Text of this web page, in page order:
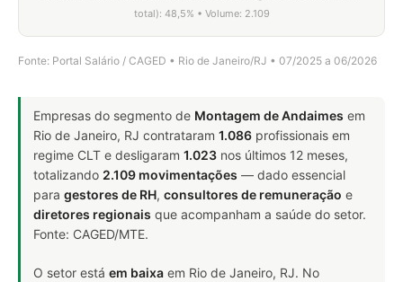
total): 48,5% • Volume: 2.109
Fonte: Portal Salário / CAGED • Rio de Janeiro/RJ • 07/2025 a 06/2026
Empresas do segmento de Montagem de Andaimes em
Rio de Janeiro, RJ contrataram 1.086 profissionais em
regime CLT e desligaram 1.023 nos últimos 12 meses,
totalizando 2.109 movimentações — dado essencial
para gestores de RH, consultores de remuneração e
diretores regionais que acompanham a saúde do setor.
Fonte: CAGED/MTE.
O setor está em baixa em Rio de Janeiro, RJ. No